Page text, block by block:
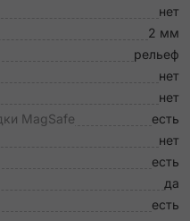
нет
2 мм
рельеф
нет
нет
MagSafe
есть
нет
есть
да
есть